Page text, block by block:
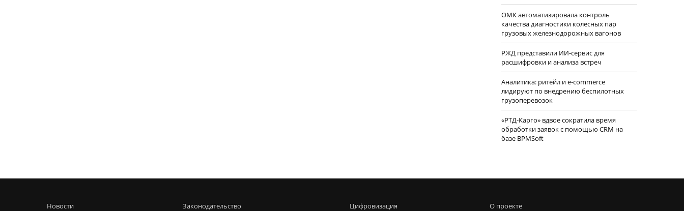
ОМК автоматизировала контроль
качества диагностики колесных пар
грузовых железнодорожных вагонов
РЖД представили ИИ-сервис для
расшифровки и анализа встреч
Аналитика: ритейл и e-commerce
лидируют по внедрению беспилотных
грузоперевозок
«РТД-Карго» вдвое сократила время
обработки заявок с помощью CRM на
базе BPMSoft
Новости
Законодательство
Цифровизация
О проекте